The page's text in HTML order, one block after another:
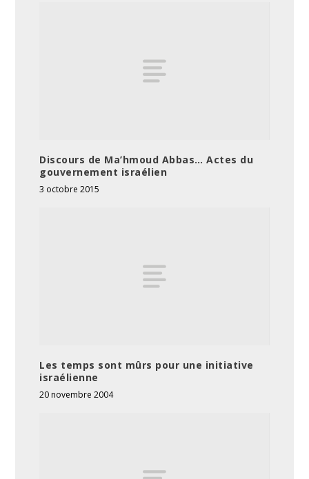
Discours de Ma’hmoud Abbas… Actes du
gouvernement israélien
3 octobre 2015
Les temps sont mûrs pour une initiative
israélienne
20 novembre 2004